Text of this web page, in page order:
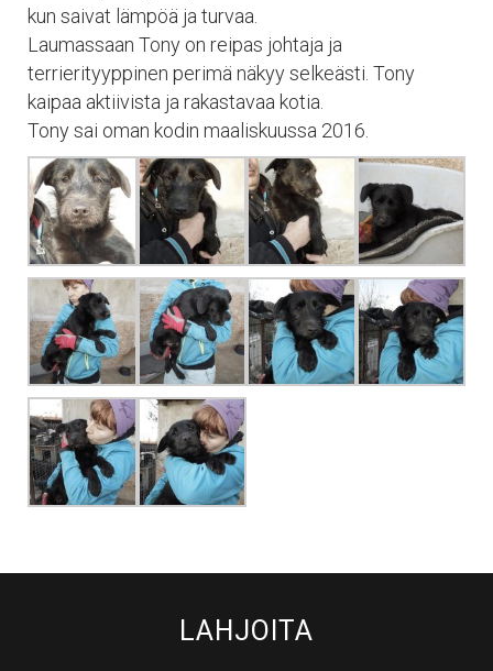
kun saivat lämpöä ja turvaa.
Laumassaan Tony on reipas johtaja ja
terrierityyppinen perimä näkyy selkeästi. Tony
kaipaa aktiivista ja rakastavaa kotia.
Tony sai oman kodin maaliskuussa 2016.
LAHJOITA